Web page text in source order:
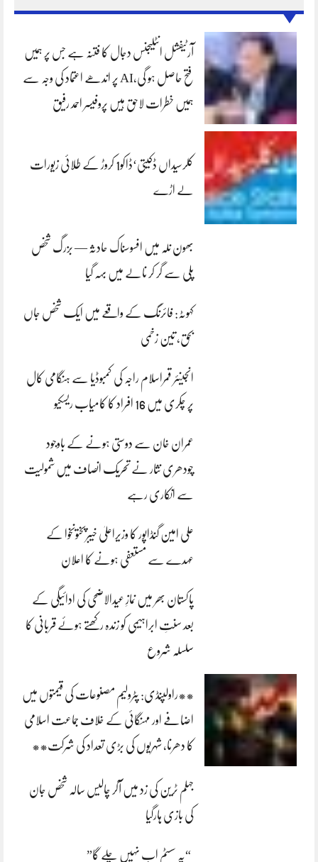
آرٹیفشل انٹلیجنس دجال کا فتنہ ہے جس پر ہمیں
فتح حاصل ہو گی،AI پر اندھے اعتماد کی وجہ سے
ہمیں خطرات لاحق ہیں پروفیسر احمد رفیق
کلرسیداں ڈکیتی‘ڈاکو1 کروڑ کے طلائی زیورات
لے اڑے
بھون نلہ میں افسوسناک حادثہ — بزرگ شخص
پلی سے گر کر نالے میں بہہ گیا
کہوٹہ: فائرنگ کے واقعے میں ایک شخص جاں
بحق، تین زخمی
انجینئر قمراسلام راجہ کی کمبوڈیا سے ہنگامی کال
پر چکری میں 16 افراد کا کامیاب ریسکیو
عمران خان سے دوستی ہونے کے باوجود
چودھری نثار نے تحریک انصاف میں شمولیت
سے انکاری رہے
علی امین گنڈاپور کا وزیراعلیٰ خیبرپختونخوا کے
عہدے سے مستعفی ہونے کا اعلان
پاکستان بھر میں نمازِ عیدالاضحی کی ادائیگی کے
بعد سنتِ ابراہیمی کو زندہ رکھتے ہوئے قربانی کا
سلسلہ شروع
**راولپنڈی: پٹرولیم مصنوعات کی قیمتوں میں
اضافے اور مہنگائی کے خلاف جماعت اسلامی
کا دھرنا، شہریوں کی بڑی تعداد کی شرکت**
جہلم ٹرین کی زد میں آکر چالیس سالہ شخص جان
کی بازی ہارگیا
“یہ سسٹم اب نہیں چلے گا”